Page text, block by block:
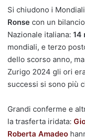
Si chiudono i
Ronse con un
Nazionale italiana: 14
mondiali, e terzo
dello scorso anno,
Zurigo 2024 gli ori
successi si sono più
Grandi conferme e
la trasferta iridata:
Roberta Amadeo